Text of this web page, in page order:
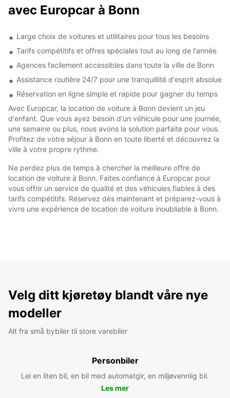
avec Europcar à Bonn
Large choix de voitures et utilitaires pour tous les besoins
Tarifs compétitifs et offres spéciales tout au long de l'année
Agences facilement accessibles dans toute la ville de Bonn
Assistance routière 24/7 pour une tranquillité d'esprit absolue
Réservation en ligne simple et rapide pour gagner du temps
Avec Europcar, la location de voiture à Bonn devient un jeu
d'enfant. Que vous ayez besoin d'un véhicule pour une journée,
une semaine ou plus, nous avons la solution parfaite pour vous.
Profitez de votre séjour à Bonn en toute liberté et découvrez la
ville à votre propre rythme.
Ne perdez plus de temps à chercher la meilleure offre de
location de voiture à Bonn. Faites confiance à Europcar pour
vous offrir un service de qualité et des véhicules fiables à des
tarifs compétitifs. Réservez dès maintenant et préparez-vous à
vivre une expérience de location de voiture inoubliable à Bonn.
Velg ditt kjøretøy blandt våre nye
modeller
Alt fra små bybiler til store varebiler
Personbiler
Lei en liten bil, en bil med automatgir, en miljøvennlig bil.
Les mer